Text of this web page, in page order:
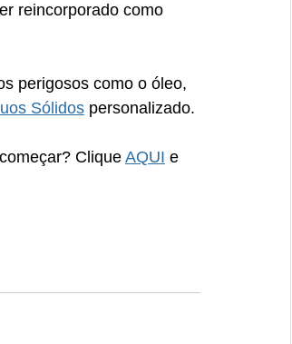
reincorporado como
perigosos como o óleo,
Sólidos personalizado.
Clique AQUI e